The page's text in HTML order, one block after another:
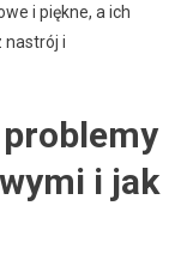
i piękne, a ich
nastrój i
i jak